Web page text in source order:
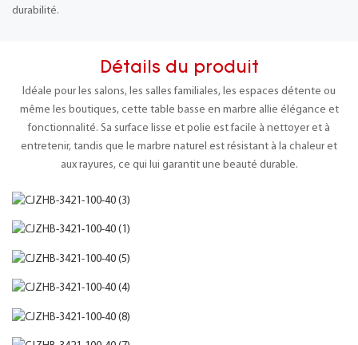
durabilité.
Détails du produit
Idéale pour les salons, les salles familiales, les espaces détente ou
même les boutiques, cette table basse en marbre allie élégance et
fonctionnalité. Sa surface lisse et polie est facile à nettoyer et à
entretenir, tandis que le marbre naturel est résistant à la chaleur et
aux rayures, ce qui lui garantit une beauté durable.